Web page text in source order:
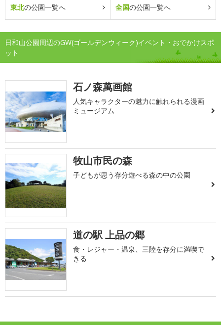
東北の公園一覧へ 全国の公園一覧へ
日和山公園周辺のGW(ゴールデンウィーク)イベント・おでかけスポ
ット
石ノ森萬画館
人気キャラクターの魅力に触れられる漫画
ミュージアム
牧山市民の森
子どもが思う存分遊べる森の中の公園
道の駅 上品の郷
食・レジャー・温泉、三陸を存分に満喫で
きる